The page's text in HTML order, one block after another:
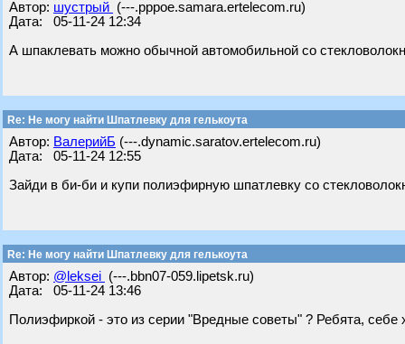
Автор: шустрый (---.pppoe.samara.ertelecom.ru)
Дата: 05-11-24 12:34
А шпаклевать можно обычной автомобильной со
Re: Не могу найти Шпатлевку для гелькоута
Автор: ВалерийБ (---.dynamic.saratov.ertelecom.ru)
Дата: 05-11-24 12:55
Зайди в би-би и купи полиэфирную шпатлевку со
Re: Не могу найти Шпатлевку для гелькоута
Автор: @leksei (---.bbn07-059.lipetsk.ru)
Дата: 05-11-24 13:46
Полиэфиркой - это из серии "Вредные советы" ? Ребята,